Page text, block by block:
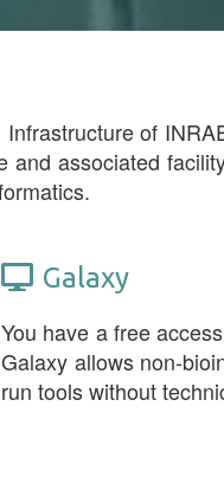
of
and associated
Galaxy
You have a free
Galaxy allows non-
run tools without